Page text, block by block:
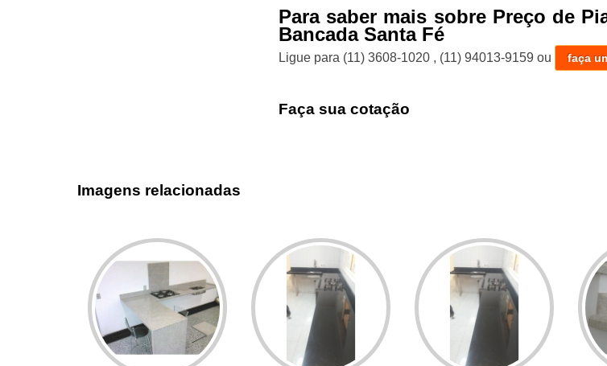
Para saber mais sobre Preço de
Bancada Santa Fé
Ligue para (11) 3608-1020 , (11) 94013-9159 ou faça
Faça sua cotação
Imagens relacionadas